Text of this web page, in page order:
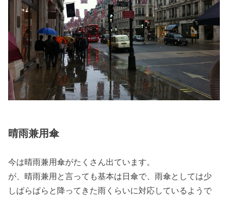
晴雨兼用傘
今は晴雨兼用傘がたくさん出ています。
が、晴雨兼用と言っても基本は日傘で、雨傘としては少
しぱらぱらと降ってきた雨くらいに対応しているようで